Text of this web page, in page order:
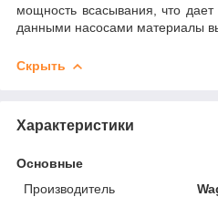
мощность всасывания, что дает
данными насосами материалы
Скрыть
Характеристики
Основные
Производитель